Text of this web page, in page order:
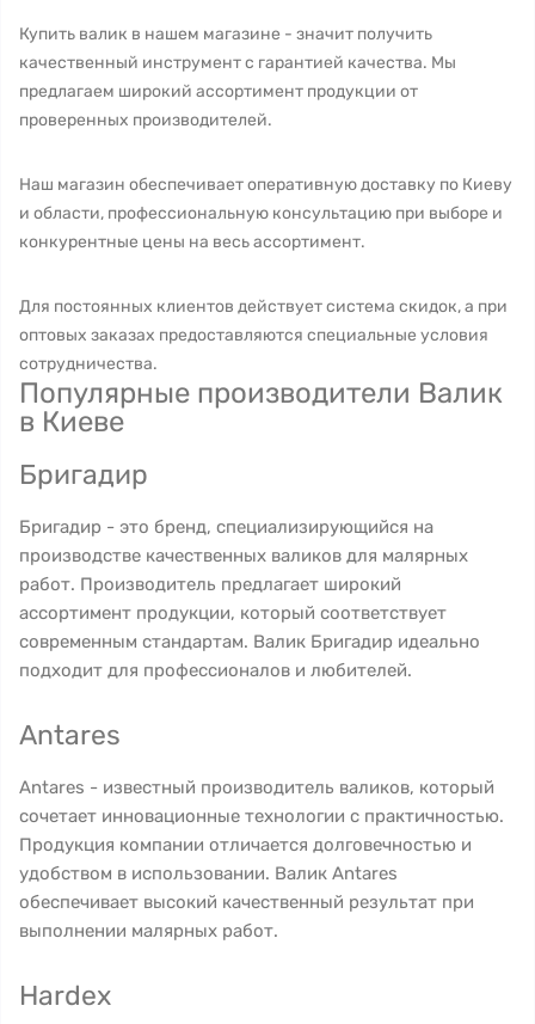
Купить валик в нашем магазине - значит получить
качественный инструмент с гарантией качества. Мы
предлагаем широкий ассортимент продукции от
проверенных производителей.
Наш магазин обеспечивает оперативную доставку по Киеву
и области, профессиональную консультацию при выборе и
конкурентные цены на весь ассортимент.
Для постоянных клиентов действует система скидок, а при
оптовых заказах предоставляются специальные условия
сотрудничества.
Популярные производители Валик
в Киеве
Бригадир
Бригадир - это бренд, специализирующийся на
производстве качественных валиков для малярных
работ. Производитель предлагает широкий
ассортимент продукции, который соответствует
современным стандартам. Валик Бригадир идеально
подходит для профессионалов и любителей.
Antares
Antares - известный производитель валиков, который
сочетает инновационные технологии с практичностью.
Продукция компании отличается долговечностью и
удобством в использовании. Валик Antares
обеспечивает высокий качественный результат при
выполнении малярных работ.
Hardex